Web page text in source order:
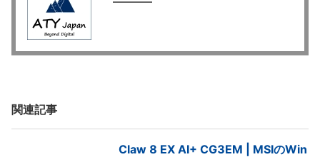
関連記事
Claw 8 EX AI+ CG3EM | MSIのWin